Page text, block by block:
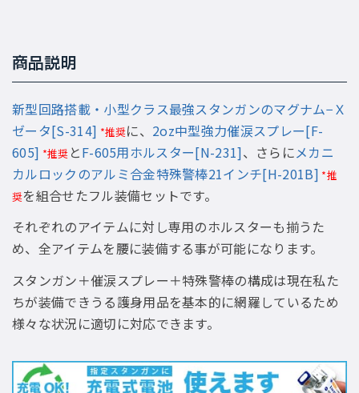
商品説明
新型回路搭載・小型クラス最強スタンガンのマグナム−Ｘ
ゼータ[S-314] *推奨に、 2oz中型強力催涙スプレー[F-
605] *推奨 とF-605用ホルスター[N-231]、さらにメカニ
カルロックのアルミ合金特殊警棒21インチ[H-201B] *推
奨を組合せたフル装備セットです。
それぞれのアイテムに対し専用のホルスターも揃うた
め、全アイテムを腰に装備する事が可能になります。
スタンガン＋催涙スプレー＋特殊警棒の構成は現在私た
ちが装備できうる護身用品を基本的に網羅しているため
様々な状況に適切に対応できます。